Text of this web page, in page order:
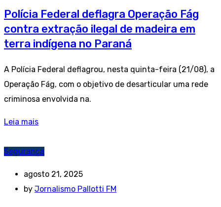
Polícia Federal deflagra Operação Fág
contra extração ilegal de madeira em
terra indígena no Paraná
A Polícia Federal deflagrou, nesta quinta-feira (21/08), a
Operação Fág, com o objetivo de desarticular uma rede
criminosa envolvida na.
Leia mais
Segurança
agosto 21, 2025
by Jornalismo Pallotti FM